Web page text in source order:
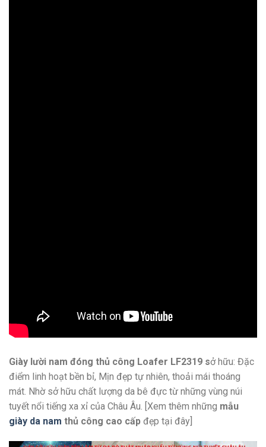
Giày lười nam đóng thủ công Loafer LF2319 sở hữu: Đặc
điểm linh hoạt bền bỉ, Mịn đẹp tự nhiên, thoải mái thoáng
mát. Nhờ sở hữu chất lượng da bê đực từ những vùng núi
tuyết nổi tiếng xa xỉ của Châu Âu. [Xem thêm những mẫu
giày da nam thủ công cao cấp đẹp tại đây]